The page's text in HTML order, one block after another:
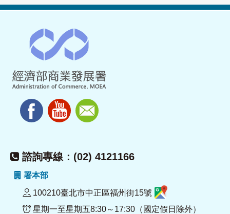
諮詢專線：(02) 4121166
署本部
100210臺北市中正區福州街15號
星期一至星期五8:30～17:30（國定假日除外）